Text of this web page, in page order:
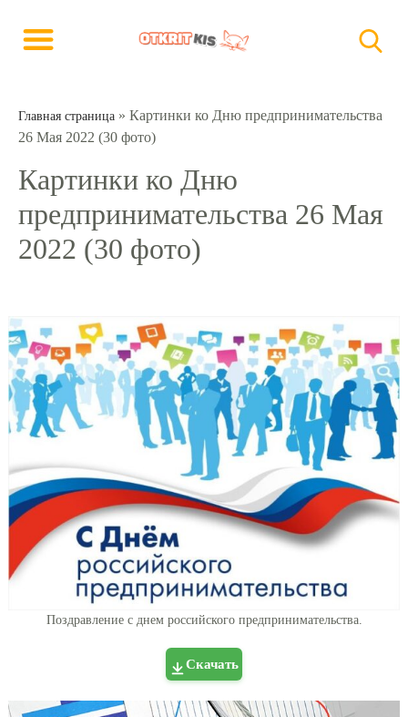
Главная страница » Картинки ко Дню предпринимательства
26 Мая 2022 (30 фото)
Картинки ко Дню
предпринимательства 26 Мая
2022 (30 фото)
Поздравление с днем российского предпринимательства.
Скачать